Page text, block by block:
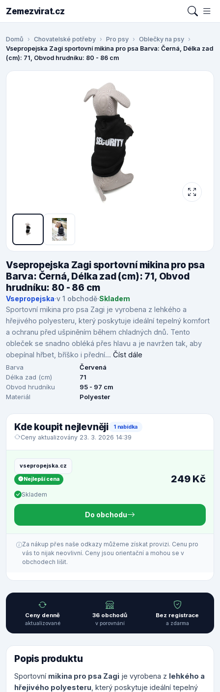
Zemezvirat.cz
Domů Chovatelské potřeby Pro psy
Oblečky na psy
Vsepropejska Zagi sportovní mikina pro psa Barva: Černá, Délka zad
(cm): 71, Obvod hrudníku: 80 - 86 cm
Vsepropejska Zagi sportovní mikina pro psa
Barva: Černá, Délka zad (cm): 71, Obvod
hrudníku: 80 - 86 cm
Vsepropejska·v 1 obchodě·Skladem
Sportovní mikina pro psa Zagi je vyrobena z lehkého a
hřejivého polyesteru, který poskytuje ideální tepelný komfort
a ochranu před ušpiněním během chladných dnů. Tento
obleček se snadno obléká přes hlavu a je navržen tak, aby
obepínal hřbet, bříško i přední... Číst dále
Barva
Červená
Délka zad (cm)
71
Obvod hrudníku
95 - 97 cm
Materiál
Polyester
Kde koupit nejlevněji 1 nabídka
Ceny aktualizovány 23. 3. 2026 14:39
vsepropejska.cz
Nejlepší cena
Skladem
249 Kč
Do obchodu
Za nákup přes naše odkazy můžeme získat provizi. Cenu pro
vás to nijak neovlivní. Ceny jsou orientační a mohou se v
obchodech lišit.
Ceny denně
aktualizované
36 obchodů
v porovnání
Bez registrace
a zdarma
Popis produktu
Sportovní mikina pro psa Zagi je vyrobena z lehkého a
hřejivého polyesteru , který poskytuje ideální tepelný